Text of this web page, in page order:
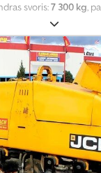
svoris:7 300 kg,
2007, veikimo
numeris:
papildomi